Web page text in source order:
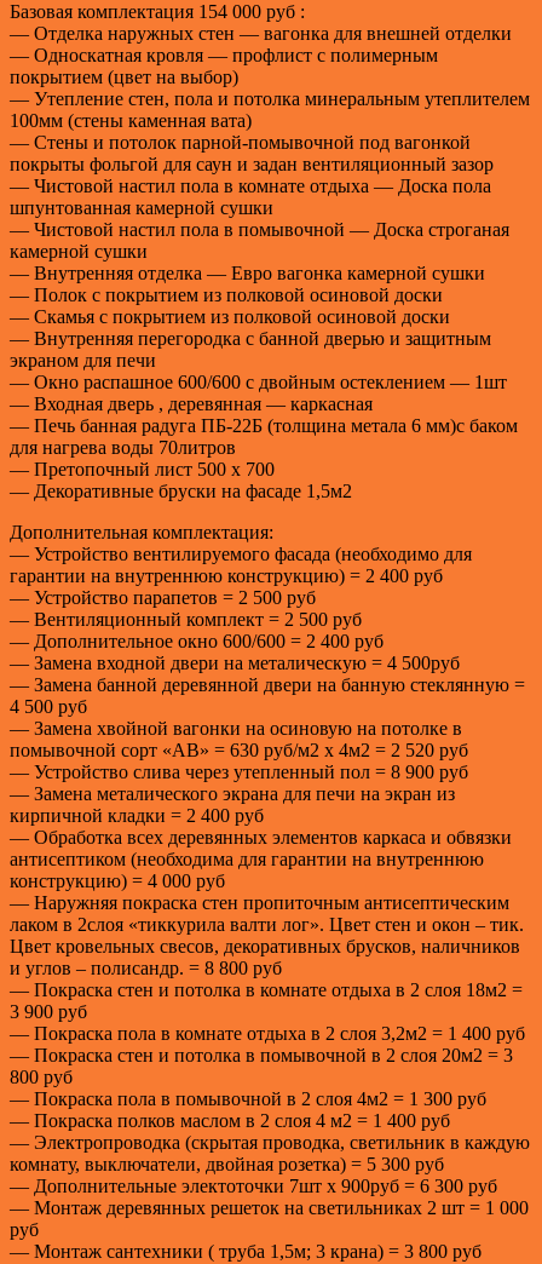
Базовая комплектация 154 000 руб :
— Отделка наружных стен — вагонка для внешней отделки
— Односкатная кровля — профлист с полимерным
покрытием (цвет на выбор)
— Утепление стен, пола и потолка минеральным утеплителем
100мм (стены каменная вата)
— Стены и потолок парной-помывочной под вагонкой
покрыты фольгой для саун и задан вентиляционный зазор
— Чистовой настил пола в комнате отдыха — Доска пола
шпунтованная камерной сушки
— Чистовой настил пола в помывочной — Доска строганая
камерной сушки
— Внутренняя отделка — Евро вагонка камерной сушки
— Полок с покрытием из полковой осиновой доски
— Скамья с покрытием из полковой осиновой доски
— Внутренняя перегородка с банной дверью и защитным
экраном для печи
— Окно распашное 600/600 с двойным остеклением — 1шт
— Входная дверь , деревянная — каркасная
— Печь банная радуга ПБ-22Б (толщина метала 6 мм)с баком
для нагрева воды 70литров
— Претопочный лист 500 х 700
— Декоративные бруски на фасаде 1,5м2
Дополнительная комплектация:
— Устройство вентилируемого фасада (необходимо для
гарантии на внутреннюю конструкцию) = 2 400 руб
— Устройство парапетов = 2 500 руб
— Вентиляционный комплект = 2 500 руб
— Дополнительное окно 600/600 = 2 400 руб
— Замена входной двери на металическую = 4 500руб
— Замена банной деревянной двери на банную стеклянную =
4 500 руб
— Замена хвойной вагонки на осиновую на потолке в
помывочной сорт «АВ» = 630 руб/м2 х 4м2 = 2 520 руб
— Устройство слива через утепленный пол = 8 900 руб
— Замена металического экрана для печи на экран из
кирпичной кладки = 2 400 руб
— Обработка всех деревянных элементов каркаса и обвязки
антисептиком (необходима для гарантии на внутреннюю
конструкцию) = 4 000 руб
— Наружняя покраска стен пропиточным антисептическим
лаком в 2слоя «тиккурила валти лог». Цвет стен и окон – тик.
Цвет кровельных свесов, декоративных брусков, наличников
и углов – полисандр. = 8 800 руб
— Покраска стен и потолка в комнате отдыха в 2 слоя 18м2 =
3 900 руб
— Покраска пола в комнате отдыха в 2 слоя 3,2м2 = 1 400 руб
— Покраска стен и потолка в помывочной в 2 слоя 20м2 = 3
800 руб
— Покраска пола в помывочной в 2 слоя 4м2 = 1 300 руб
— Покраска полков маслом в 2 слоя 4 м2 = 1 400 руб
— Электропроводка (скрытая проводка, светильник в каждую
комнату, выключатели, двойная розетка) = 5 300 руб
— Дополнительные электоточки 7шт х 900руб = 6 300 руб
— Монтаж деревянных решеток на светильниках 2 шт = 1 000
руб
— Монтаж сантехники ( труба 1,5м; 3 крана) = 3 800 руб